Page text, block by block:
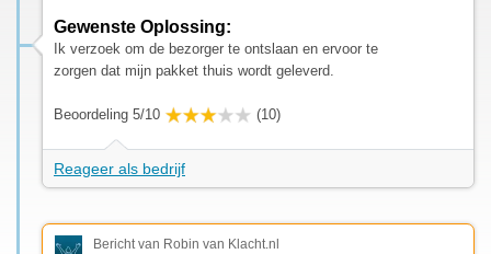
Gewenste Oplossing:
Ik verzoek om de bezorger te ontslaan en ervoor te
zorgen dat mijn pakket thuis wordt geleverd.
Beoordeling 5/10 (10)
Reageer als bedrijf
Bericht van Robin van Klacht.nl